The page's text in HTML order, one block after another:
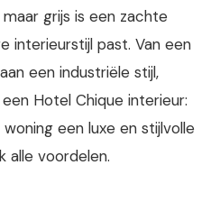
grijs is een zachte
interieurstijl past. Van een
een industriële stijl,
Hotel Chique interieur:
een luxe en stijlvolle
alle voordelen.